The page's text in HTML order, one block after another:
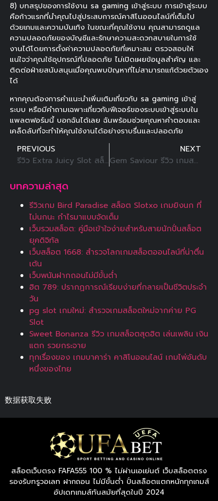
8) บทสรุปของการใช้งาน sa gaming เข้าสู่ระบบ การเข้าสู่ระบบ
คือก้าวแรกที่นำคุณไปสู่ประสบการณ์คาสิโนออนไลน์ที่เต็มไป
ด้วยเกมและความบันเทิง ในขณะที่คุณใช้งาน คุณสามารถดูแล
ความปลอดภัยของบัญชีและรักษาความสะดวกสบายในการใช้
งานได้โดยการตั้งค่าความปลอดภัยที่เหมาะสม ตรวจสอบให้
แน่ใจว่าคุณใช้อุปกรณ์ที่ปลอดภัย ไม่เปิดเผยข้อมูลสำคัญ และ
ติดต่อฝ่ายสนับสนุนเมื่อคุณพบปัญหาที่ไม่สามารถแก้ด้วยตัวเอง
ได้
หากคุณต้องการคำแนะนำเพิ่มเติมเกี่ยวกับ sa gaming เข้าสู่
ระบบ หรือมีคำถามเฉพาะเกี่ยวกับฟีเจอร์ของระบบเข้าสู่ระบบใน
แพลตฟอร์มนี้ บอกฉันได้เลย ฉันพร้อมช่วยคุณหาคำตอบและ
เคล็ดลับที่จะทำให้คุณใช้งานได้อย่างราบรื่นและปลอดภัย
PREVIOUS
รีวิว Extra Juicy Slot สล็อตค่าย Pragmatic Play เล่นง่าย ถูกใจมือใหม่
NEXT
Gem Saviour รีวิว เกมสล็อตผู้พิชิตอัญมณี แนวแอดเวนเจอร์ แสนสนุก
บทความล่าสุด
รีวิวเกม Bird Paradise สล็อต Slotxo เกมยิงนก ที่
ไม่นกนะ กำไรมาแบบจัดเต็ม
เว็บรวมสล็อต: คู่มือเข้าใจง่ายสำหรับสายนักปั่นสล็อต
ยุคดิจิทัล
เว็บสล็อต 1668: สำรวจโลกเกมสล็อตออนไลน์ที่น่าตื่น
เต้น
เว็บพนันฝากถอนไม่มีขั้นต่ำ
ฮิต 789: ปรากฏการณ์เรียบง่ายที่กลายเป็นชีวิตประจำ
วัน
pg slot เกมใหม่: สำรวจเกมสล็อตใหม่จากค่าย PG
Slot
Sweet Bonanza รีวิว เกมสล็อตสุดฮิต เล่นเพลิน เงิน
แตก รวยกระจาย
ทุกเรื่องของ เกมบาคาร่า คาสิโนออนไลน์ เกมไพ่อันดับ
หนึ่งของไทย
数据获取失败
สล็อตเว็บตรง FAFA555 100 % ไม่ผ่านเอเย่นต์ เว็บสล็อตตรง
รองรับทรูวอเลท ฝากถอน ไม่มีขั้นต่ำ ปั่นสล็อตแตกหนักทุกเกมส์
อัปเดทเกมส์ทันสมัยที่สุดในปี 2024